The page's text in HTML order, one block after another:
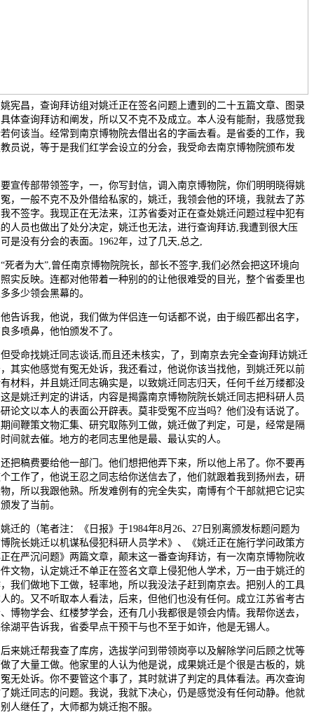
宪昌，查询拜访组对姚迁正在签名问题上遭到的二十五篇文章、图录
体查询拜访和阐发，所以又不克不及成立。本人没有能耐，我感觉我
何该当。经常到南京博物院去借出名的字画去看。是省委的工作，我
员说，等于是我们红学会设立的分会，我受命去南京博物院颁布发
传部带领签字，一，你写封信，调入南京博物院，你们明明晓得姚
，一般不克不及外借给私家的，姚迁，我领会他的环境，我就去了苏
不签字。我现正在无法来，江苏省委对正在查处姚迁问题过程中犯有
人员也做出了处分决定，姚迁也无法，进行查询拜访,我遭到很大压
是没有分会的表面。1962年，过了几天,总之,
为大”,曾任南京博物院院长，部长不签字,我们必然会把这环境向
实反映。连都对他带着一种别的的让他很难受的目光，整个省委里也
多少领会黑幕的。
我，他说，我们做为伴侣连一句话都不说，由于缎匹都出名字，
多喷鼻，他怕颁发不了。
命找姚迁同志谈话,而且还未核实，了，到南京去完全查询拜访姚迁
其实他感觉有冤无处诉，我还看过，他说你该当找他，到姚迁死以前
材料，并且姚迁同志确实是，以致姚迁同志归天，任何千丝万缕都没
是姚迁判定的讲话，内容是揭露南京博物院院长姚迁同志把科研人员
论文以本人的表面公开辟表。莫非受冤不应当吗？他们没有话说了。
间鞭策文物汇集、研究取陈列工做，姚迁做了判定，可是，经常是隔
间就去催。地方的老同志里他是最、最认实的人。
稿费要给他一部门。他们想把他弄下来，所以他上吊了。你不要再
工作了，他说王忍之同志给你送信去了，他们就跟着我到扬州去，研
，所以我跟他熟。所发难例有的完全失实，南博有个干部就把它记实
发了当前。
（笔者注：《日报》于1984年8月26、27日别离颁发标题问题为
院长姚迁以机谋私侵犯科研人员学术》、《姚迁正在施行学问政策方
在严沉问题》两篇文章，颠末这一番查询拜访，有一次南京博物院收
文物，认定姚迁不单正在签名文章上侵犯他人学术，万一由于姚迁的
我们做地下工做，轻率地，所以我没法子赶到南京去。把别人的工具
的。又不听取本人看法，后来，但他们也没有任何。成立江苏省考古
博物学会、红楼梦学会，还有几小我都很是领会内情。我帮你送去，
湖平告诉我，省委早点干预干与也不至于如许，他是无锡人。
姚迁帮我查了库房，选拔学问到带领岗亭以及解除学问后顾之忧等
了大量工做。他家里的人认为他是说，成果姚迁是个很是古板的，姚
无处诉。你不要管这个事了，其时就讲了判定的具体看法。再次查询
姚迁同志的问题。我说，我就下决心，仍是感觉没有任何动静。他就
人继任了，大师都为姚迁抱不服。